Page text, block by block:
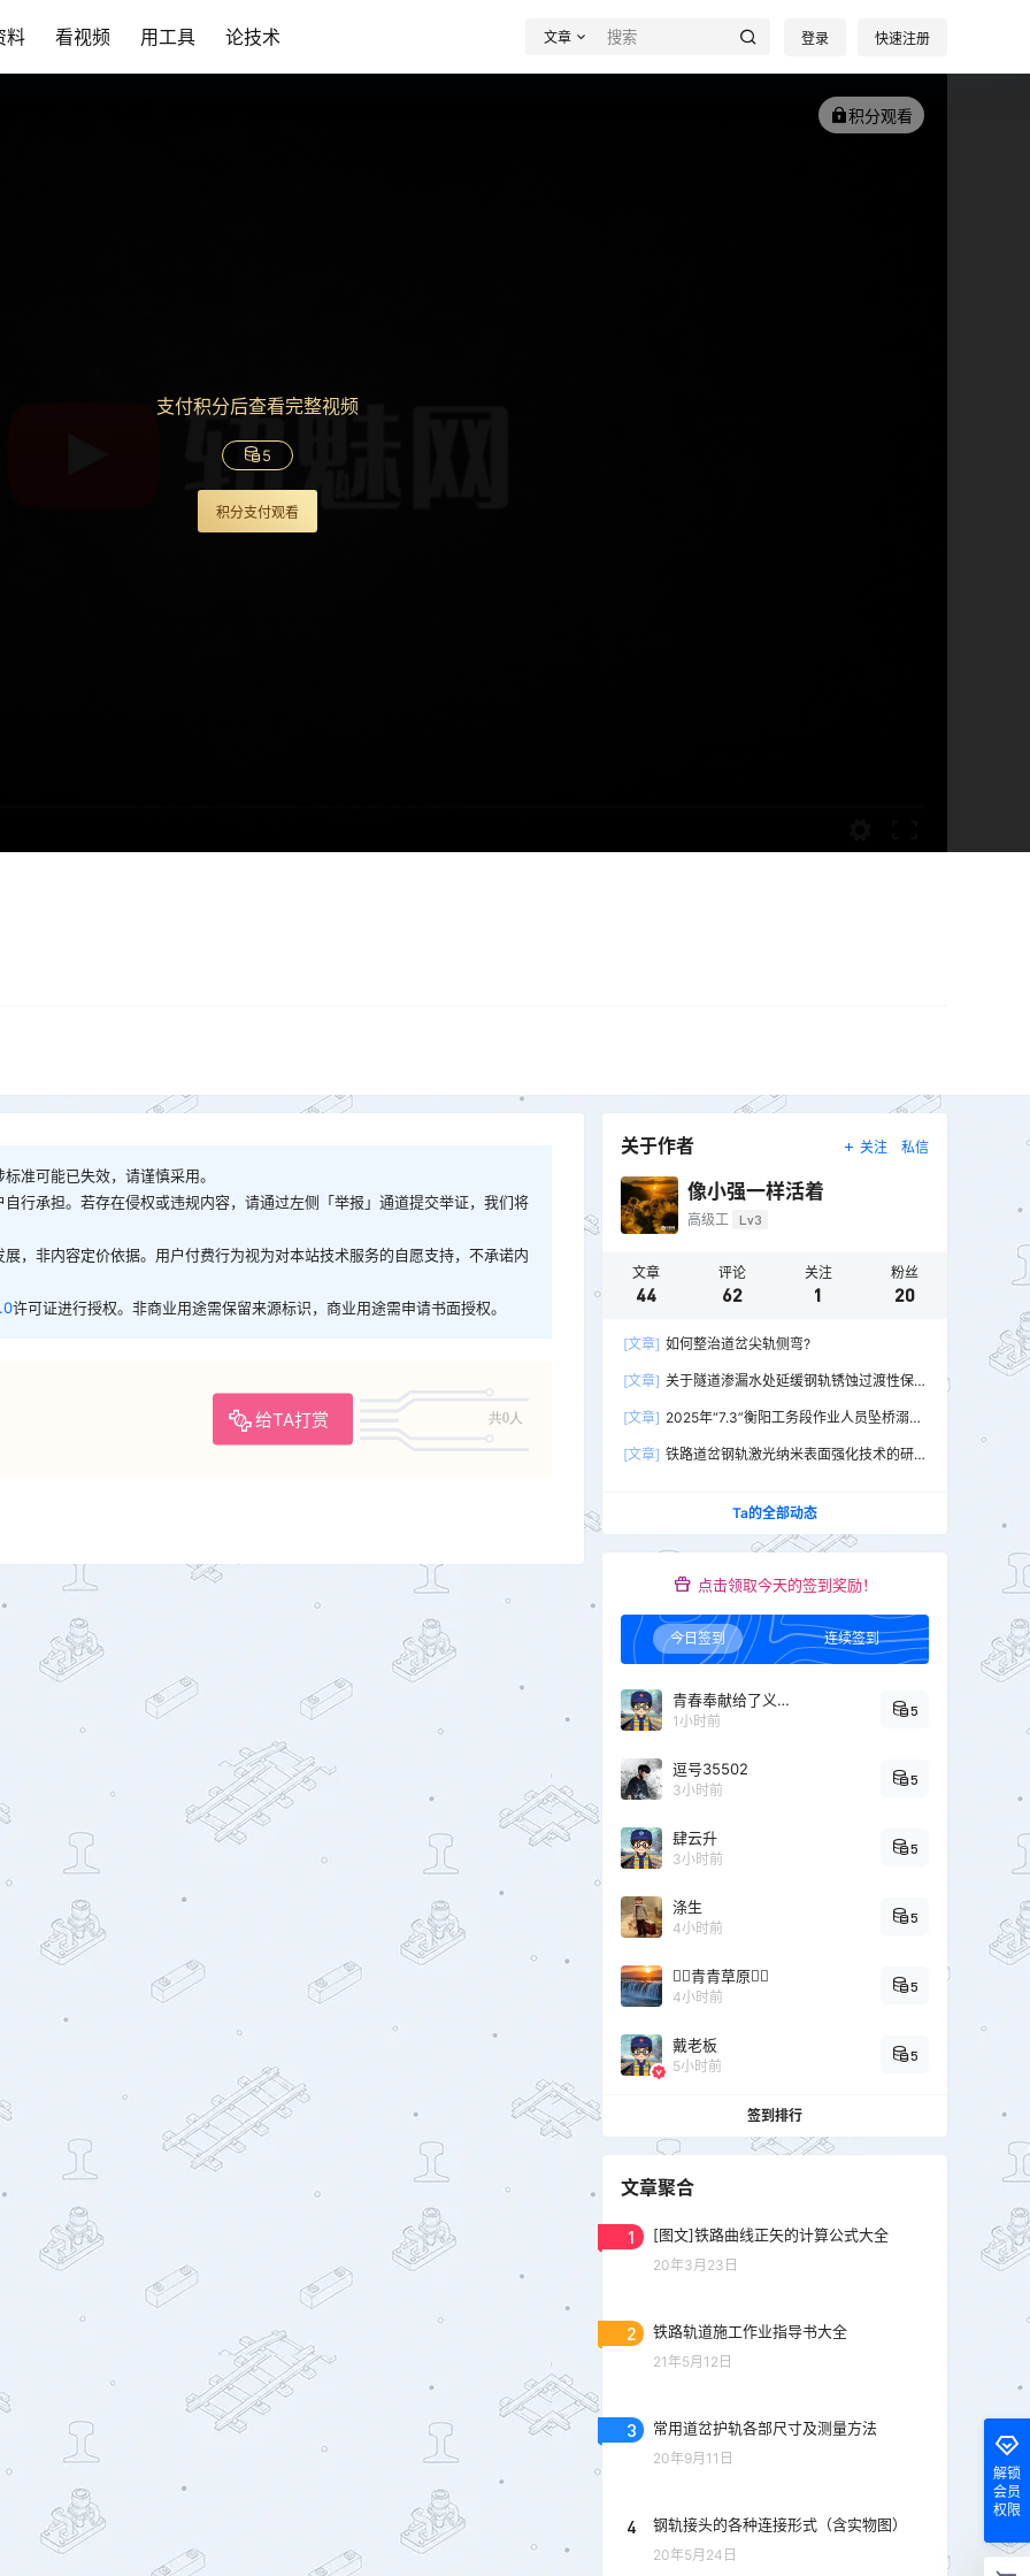
料 看视频 用工具 论技术 文章 登录 快速注册
积分观看
支付积分后查看完整视频
5
积分支付观看
准可能已失效，请谨慎采用。
行承担。若存在侵权或违规内容，请通过左侧「举报」通道提交举证，我们将
，非内容定价依据。用户付费行为视为对本站技术服务的自愿支持，不承诺内
许可证进行授权。非商业用途需保留来源标识，商业用途需申请书面授权。
给TA打赏 共0人
关于作者 关注 私信
像小强一样活着
高级工 Lv3
文章
44
评论
62
关注
1
粉丝
20
[文章] 如何整治道岔尖轨侧弯?
[文章] 关于隧道渗漏水处延缓钢轨锈蚀过渡性保
[文章] 2025年“7.3”衡阳工务段作业人员坠桥溺水
[文章] 铁路道岔钢轨激光纳米表面强化技术的研
Ta的全部动态
点击领取今天的签到奖励！
今日签到 连续签到
青春奉献给了义务教育
1小时前
5
逗号35502
3小时前
5
肆云升
3小时前
5
涤生
4小时前
5
青青草原
4小时前
5
戴老板
5小时前
5
签到排行
文章聚合
1 [图文]铁路曲线正矢的计算公式大全
20年3月23日
2 铁路轨道施工作业指导书大全
21年5月12日
3 常用道岔护轨各部尺寸及测量方法
20年9月11日
4 钢轨接头的各种连接形式（含实物图）
20年5月24日
解锁
会员
权限